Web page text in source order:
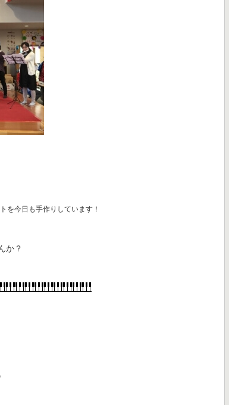
を今日も手作りしています！
か？